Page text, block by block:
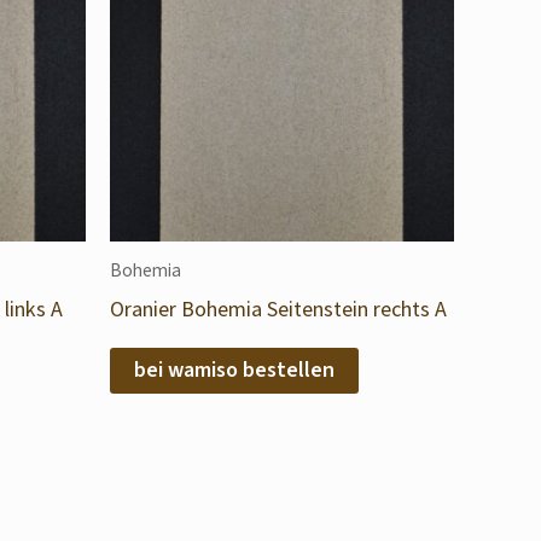
A
Bohemia
Oranier Bohemia Seitenstein rechts A
bei wamiso bestellen